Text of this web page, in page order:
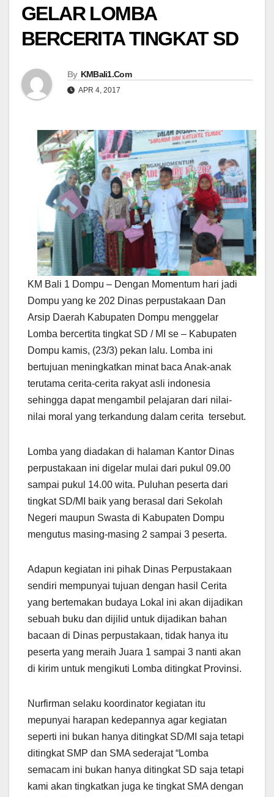
GELAR LOMBA
BERCERITA TINGKAT SD
By KMBali1.Com
APR 4, 2017
KM Bali 1 Dompu – Dengan Momentum hari jadi
Dompu yang ke 202 Dinas perpustakaan Dan
Arsip Daerah Kabupaten Dompu menggelar
Lomba bercertita tingkat SD / MI se – Kabupaten
Dompu kamis, (23/3) pekan lalu. Lomba ini
bertujuan meningkatkan minat baca Anak-anak
terutama cerita-cerita rakyat asli indonesia
sehingga dapat mengambil pelajaran dari nilai-
nilai moral yang terkandung dalam cerita tersebut.
Lomba yang diadakan di halaman Kantor Dinas
perpustakaan ini digelar mulai dari pukul 09.00
sampai pukul 14.00 wita. Puluhan peserta dari
tingkat SD/MI baik yang berasal dari Sekolah
Negeri maupun Swasta di Kabupaten Dompu
mengutus masing-masing 2 sampai 3 peserta.
Adapun kegiatan ini pihak Dinas Perpustakaan
sendiri mempunyai tujuan dengan hasil Cerita
yang bertemakan budaya Lokal ini akan dijadikan
sebuah buku dan dijilid untuk dijadikan bahan
bacaan di Dinas perpustakaan, tidak hanya itu
peserta yang meraih Juara 1 sampai 3 nanti akan
di kirim untuk mengikuti Lomba ditingkat Provinsi.
Nurfirman selaku koordinator kegiatan itu
mepunyai harapan kedepannya agar kegiatan
seperti ini bukan hanya ditingkat SD/MI saja tetapi
ditingkat SMP dan SMA sederajat “Lomba
semacam ini bukan hanya ditingkat SD saja tetapi
kami akan tingkatkan juga ke tingkat SMA dengan